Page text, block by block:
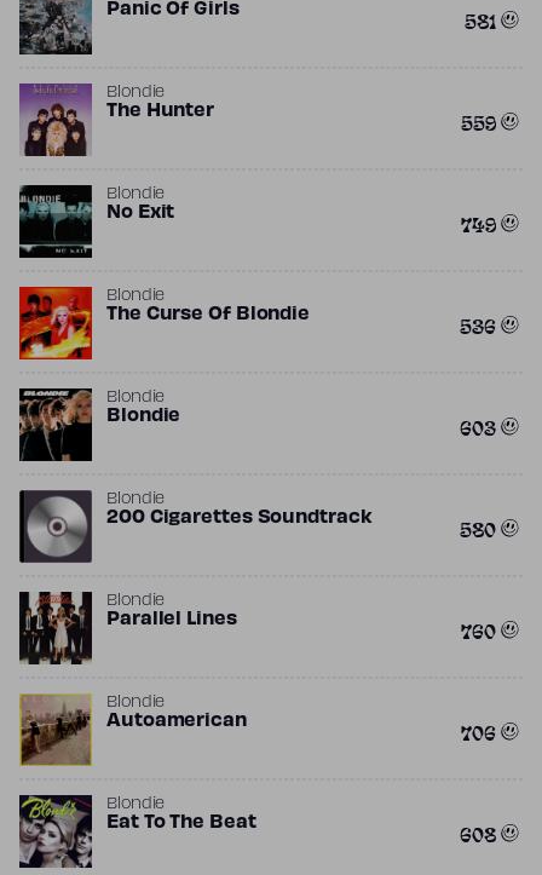
Panic Of Girls 581
Blondie
The Hunter 559
Blondie
No Exit 749
Blondie
The Curse Of Blondie 536
Blondie
Blondie 603
Blondie
200 Cigarettes Soundtrack 580
Blondie
Parallel Lines 760
Blondie
Autoamerican 706
Blondie
Eat To The Beat 608